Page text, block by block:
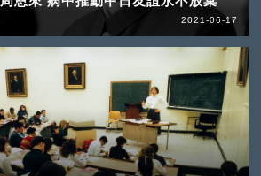
2021-06-17